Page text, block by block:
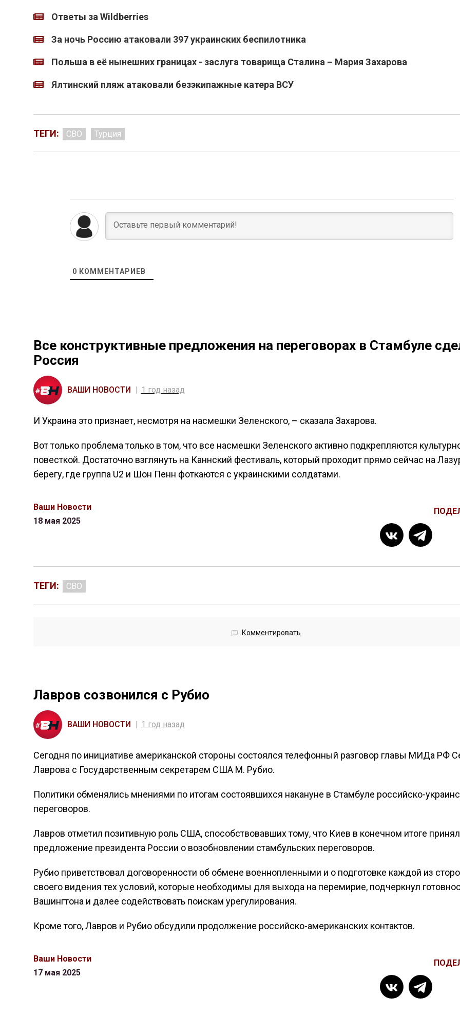
Ответы за Wildberries
За ночь Россию атаковали 397 украинских беспилотника
Польша в её нынешних границах - заслуга товарища Сталина – Мария Захарова
Ялтинский пляж атаковали безэкипажные катера ВСУ
ТЕГИ: СВО Турция
0 КОММЕНТАРИЕВ
Все конструктивные предложения на переговорах в Стамбуле
Россия
ВАШИ НОВОСТИ 1 год назад
И Украина это признает, несмотря на насмешки Зеленского, – сказала Захарова.
Вот только проблема только в том, что все насмешки Зеленского активно подкрепляются
повесткой. Достаточно взглянуть на Каннский фестиваль, который проходит прямо сейчас на
берегу, где группа U2 и Шон Пенн фоткаются с украинскими солдатами.
Ваши Новости
18 мая 2025
ТЕГИ: СВО
Комментировать
Лавров созвонился с Рубио
ВАШИ НОВОСТИ 1 год назад
Сегодня по инициативе американской стороны состоялся телефонный разговор главы МИДа РФ
Лаврова с Государственным секретарем США М. Рубио.
Политики обменялись мнениями по итогам состоявшихся накануне в Стамбуле российско-
переговоров.
Лавров отметил позитивную роль США, способствовавших тому, что Киев в конечном итоге принял
предложение президента России о возобновлении стамбульских переговоров.
Рубио приветствовал договоренности об обмене военнопленными и о подготовке каждой из
своего видения тех условий, которые необходимы для выхода на перемирие, подчеркнул
Вашингтона и далее содействовать поискам урегулирования.
Кроме того, Лавров и Рубио обсудили продолжение российско-американских контактов.
Ваши Новости
17 мая 2025